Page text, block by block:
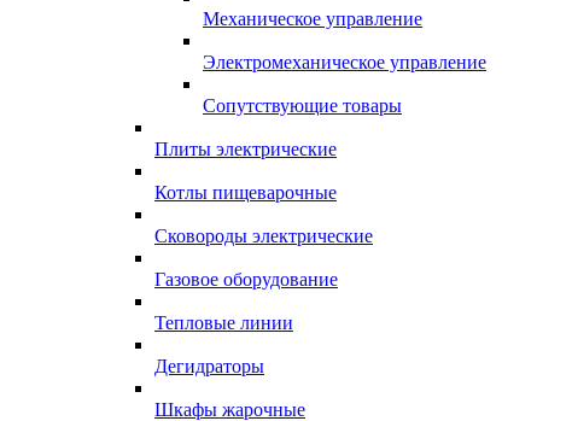
Механическое управление
Электромеханическое управление
Сопутствующие товары
Плиты электрические
Котлы пищеварочные
Сковороды электрические
Газовое оборудование
Тепловые линии
Дегидраторы
Шкафы жарочные